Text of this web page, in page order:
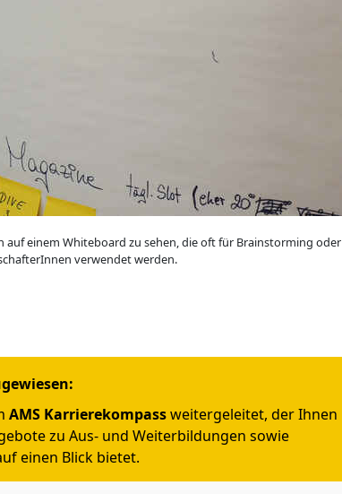
auf einem Whiteboard zu sehen, die oft für Brainstorming oder
verwendet werden.
AMS Karrierekompassweitergeleitet, der Ihnen
zu Aus- und Weiterbildungen sowie
einen Blick bietet.